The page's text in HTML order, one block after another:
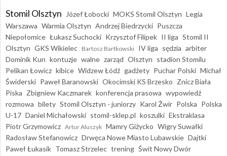
Stomil Olsztyn Józef Łobocki MOKS Stomil Olsztyn Legia
Warszawa Warmia Olsztyn Andrzej Biedrzycki Puszcza
Niepołomice Łukasz Suchocki Krzysztof Filipek II liga Stomil II
Olsztyn GKS Wikielec Bartosz Bartkowski IV liga sędzia arbiter
Dominik Kun kontuzje walne zarząd Olsztyn stadion Stomilu
Pelikan Łowicz kibice Widzew Łódź gadżety Puchar Polski Michał
Świderski Paweł Baranowski Okocimski KS Brzesko Znicz Biała
Piska Zbigniew Kaczmarek konferencja prasowa wypowiedź
rozmowa bilety Stomil Olsztyn - juniorzy Karol Żwir Polska Polska
U-17 Daniel Michałowski stomil-sklep.pl koszulki Ekstraklasa
Piotr Grzymowicz Artur Aluszyk Mamry Giżycko Wigry Suwałki
Radosław Stefanowicz Drwęca Nowe Miasto Lubawskie Dajtki
Paweł Łukasik Tomasz Strzelec trening Świt Nowy Dwór